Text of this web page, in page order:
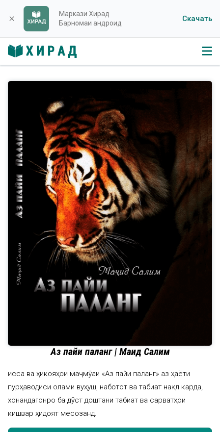
close
Маркази Хирад
Барномаи андроид
Скачать
Аз пайи паланг | Маҷид Салим
Қисса ва ҳикояҳои маҷмӯаи «Аз пайи паланг» аз ҳаёти
пурҳаводиси олами вуҳуш, наботот ва табиат нақл карда,
хонандагонро ба дӯст доштани табиат ва сарватҳои
кишвар ҳидоят месозанд.